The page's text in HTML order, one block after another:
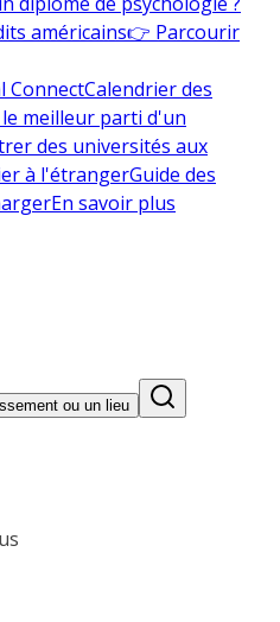
américains👉 Parcourir
ConnectCalendrier des
meilleur parti d'un
des universités aux
à l'étrangerGuide des
En savoir plus
ou un lieu